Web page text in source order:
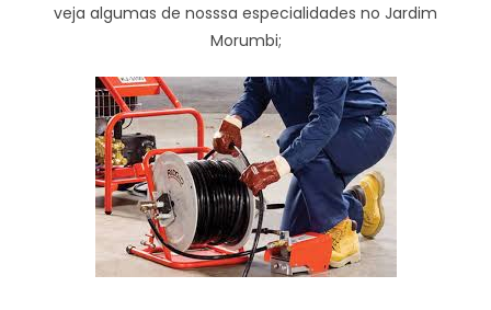
veja algumas de nosssa especialidades no Jardim
Morumbi;